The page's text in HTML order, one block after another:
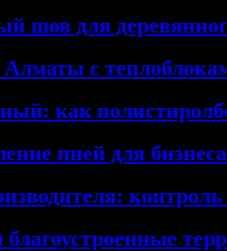
шов для
с
как
пней для